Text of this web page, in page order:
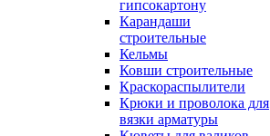
гипсокартону
Карандаши
строительные
Кельмы
Ковши строительные
Краскораспылители
Крюки и проволока для
вязки арматуры